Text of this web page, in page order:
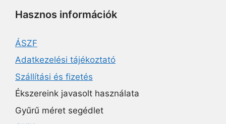
Hasznos információk
ÁSZF
Adatkezelési tájékoztató
Szállítási és fizetés
Ékszereink javasolt használata
Gyűrű méret segédlet